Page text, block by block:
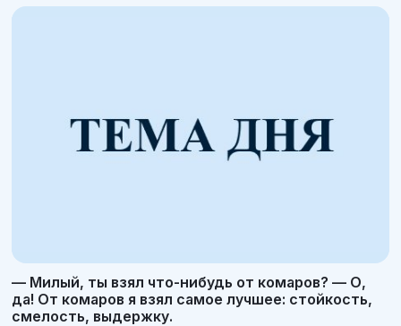
— Милый, ты взял что-нибудь от комаров? — О,
да! От комаров я взял самое лучшее: стойкость,
смелость, выдержку.